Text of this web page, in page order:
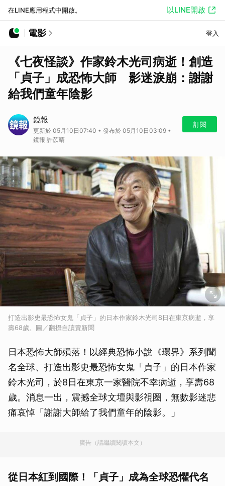
在LINE應用程式中開啟。 以LINE開啟
電影 登入
《七夜怪談》作家鈴木光司病逝！創造
「貞子」成恐怖大師 影迷淚崩：謝謝
給我們童年陰影
鏡報
更新於 05月10日07:40 • 發布於 05月10日03:09 •
鏡報 許苡晴
訂閱
打造出影史最恐怖女鬼「貞子」的日本作家鈴木光司8日在東京病逝，享
壽68歲。圖／翻攝自讀賣新聞
日本恐怖大師殞落！以經典恐怖小說《環界》系列聞
名全球、打造出影史最恐怖女鬼「貞子」的日本作家
鈴木光司，於8日在東京一家醫院不幸病逝，享壽68
歲。消息一出，震撼全球文壇與影視圈，無數影迷悲
痛哀悼「謝謝大師給了我們童年的陰影。」
廣告（請繼續閱讀本文）
從日本紅到國際！「貞子」成為全球恐懼代名